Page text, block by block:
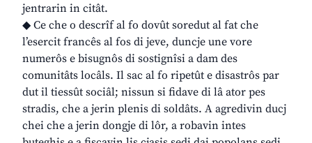
jentrarin in citât.
◆ Ce che o descrîf al fo dovût soredut al fat che
l’esercit francês al fos di jeve, duncje une vore
numerôs e bisugnôs di sostignîsi a dam des
comunitâts locâls. Il sac al fo ripetût e disastrôs par
dut il tiessût sociâl; nissun si fidave di lâ ator pes
stradis, che a jerin plenis di soldâts. A agredivin ducj
chei che a jerin dongje di lôr, a robavin intes